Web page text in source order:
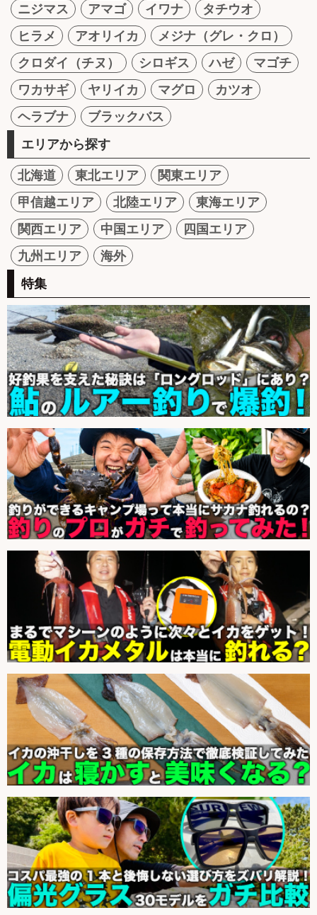
ニジマス
アマゴ イワナ
タチウオ
ヒラメ
アオリイカ
メジナ（グレ・クロ）
クロダイ（チヌ）
シロギス ハゼ
マゴチ
ワカサギ
ヤリイカ マグロ
カツオ
ヘラブナ
ブラックバス
エリアから探す
北海道 東北エリア
関東エリア
甲信越エリア
北陸エリア
東海エリア
関西エリア
中国エリア
四国エリア
九州エリア
海外
特集